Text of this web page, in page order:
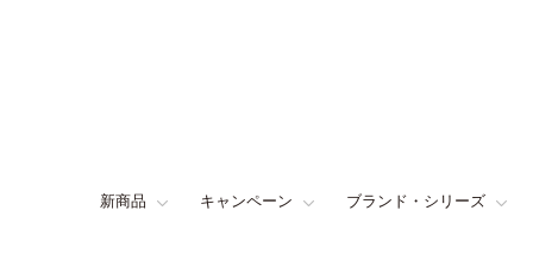
新商品 キャンペーン ブランド・シリーズ